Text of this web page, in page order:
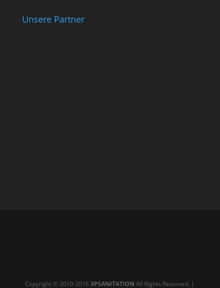
Unsere Partner
Copyright © 2010-20163PSANITATION All Rights Reserved. |